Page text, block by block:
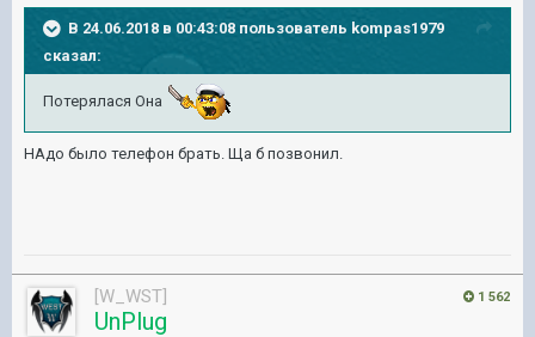
В 24.06.2018 в 00:43:08 пользователь kompas1979
сказал:
Потерялася Она
НАдо было телефон брать. Ща б позвонил.
1 562
[W_WST]
UnPlug